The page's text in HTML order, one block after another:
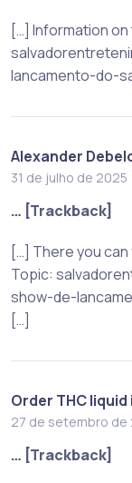
[…] Information
lancamento-do-
Alexander
31 de julho de 2025
… [Trackback]
[…] There you
Topic:
show-de-
[…]
Order THC liquid
27 de setembro de
… [Trackback]